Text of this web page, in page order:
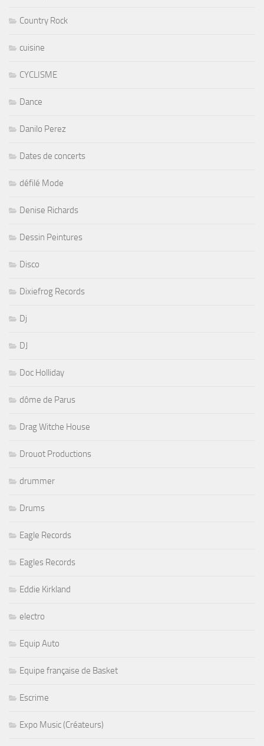
Country Rock
cuisine
CYCLISME
Dance
Danilo Perez
Dates de concerts
défilé Mode
Denise Richards
Dessin Peintures
Disco
Dixiefrog Records
Dj
DJ
Doc Holliday
dôme de Parus
Drag Witche House
Drouot Productions
drummer
Drums
Eagle Records
Eagles Records
Eddie Kirkland
electro
Equip Auto
Equipe française de Basket
Escrime
Expo Music (Créateurs)